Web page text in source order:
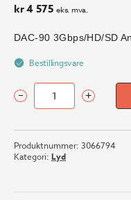
kr4 575 eks. mva.
DAC-90 3Gbps/HD/SD
Bestillingsvare
Datavideo
90
3Gbps/HD/SD
Analogue
– +
Produktnummer: 3066794
Kategori: Lyd